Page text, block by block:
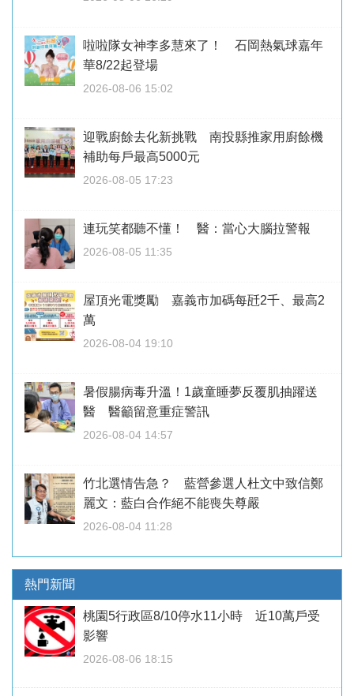
啦啦隊女神李多慧來了！ 石岡熱氣球嘉年
華8/22起登場
2026-08-06 15:02
迎戰廚餘去化新挑戰 南投縣推家用廚餘機
補助每戶最高5000元
2026-08-05 17:23
連玩笑都聽不懂！ 醫：當心大腦拉警報
2026-08-05 11:35
屋頂光電獎勵 嘉義市加碼每瓩2千、最高2
萬
2026-08-04 19:10
暑假腸病毒升溫！1歲童睡夢反覆肌抽躍送
醫 醫籲留意重症警訊
2026-08-04 14:57
竹北選情告急？ 藍營參選人杜文中致信鄭
麗文：藍白合作絕不能喪失尊嚴
2026-08-04 11:28
熱門新聞
桃園5行政區8/10停水11小時 近10萬戶受
影響
2026-08-06 18:15